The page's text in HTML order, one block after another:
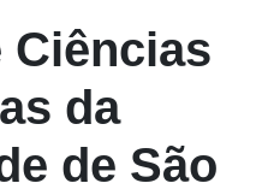
Ciências
da
de São